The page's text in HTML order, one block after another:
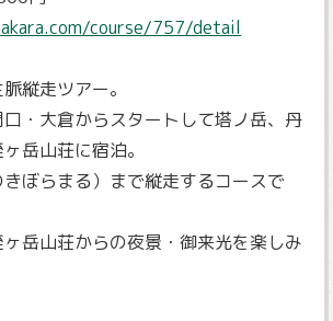
course/757/detail
縦走ツアー。
・大倉からスタートして塔ノ岳、丹
岳山荘に宿泊。
ぼらまる）まで縦走するコースで
岳山荘からの夜景・御来光を楽しみ